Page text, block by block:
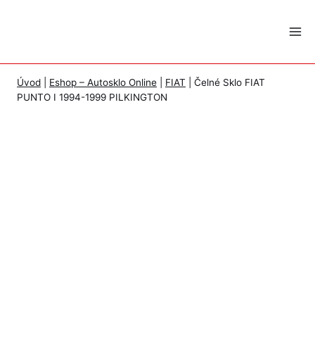
Úvod Eshop – Autosklo Online FIAT
Čelné Sklo FIAT
PUNTO I 1994-1999 PILKINGTON